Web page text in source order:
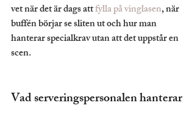
vet när det är dags att fylla på vinglasen, när
buffén börjar se sliten ut och hur man
hanterar specialkrav utan att det uppstår en
scen.
Vad serveringspersonalen hanterar